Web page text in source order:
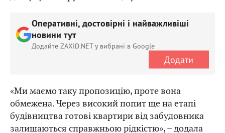
Оперативні, достовірні і найважливіші
новини тут
Додайте ZAXID.NET у вибрані в Google
Додати
«Ми маємо таку пропозицію, проте вона
обмежена. Через високий попит ще на етапі
будівництва готові квартири від забудовника
залишаються справжньою рідкістю», – додала